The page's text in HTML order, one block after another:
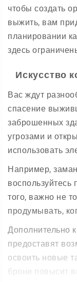
чтобы создать
выжить, вам
планировании
здесь
Искусство
Вас ждут
спасение
заброшенных
угрозами и
использовать
Например,
того, важно не
продумывать,
Дополнительно
предоставят
освоить новые
брони повысит